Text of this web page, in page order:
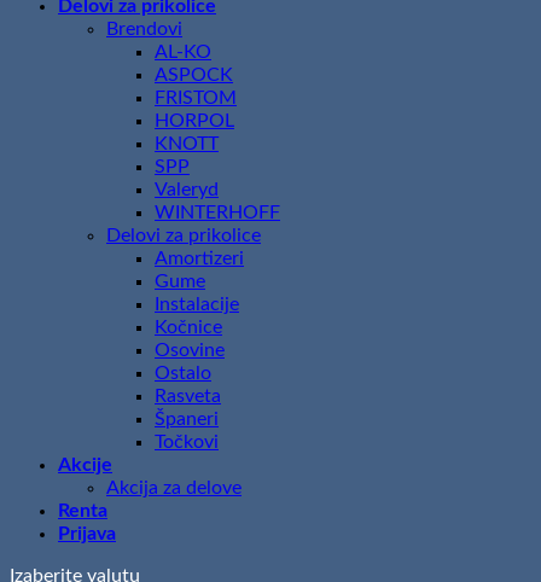
Delovi za prikolice
Brendovi
AL-KO
ASPOCK
FRISTOM
HORPOL
KNOTT
SPP
Valeryd
WINTERHOFF
Delovi za prikolice
Amortizeri
Gume
Instalacije
Kočnice
Osovine
Ostalo
Rasveta
Španeri
Točkovi
Akcije
Akcija za delove
Renta
Prijava
Izaberite valutu